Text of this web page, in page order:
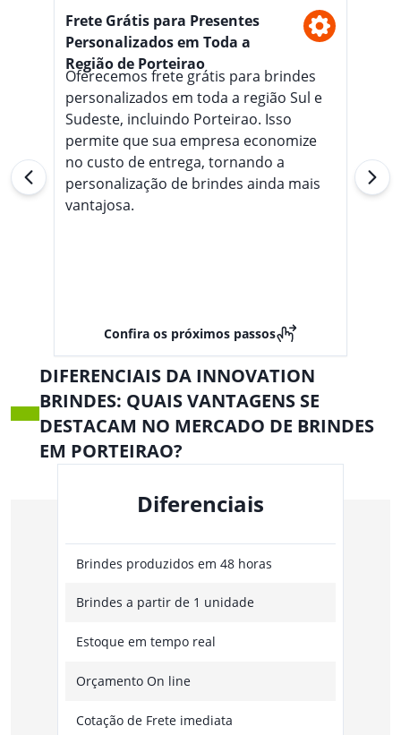
Frete Grátis para Presentes
Personalizados em Toda a
Região de Porteirao
Oferecemos frete grátis para brindes
personalizados em toda a região Sul e
Sudeste, incluindo Porteirao. Isso
permite que sua empresa economize
no custo de entrega, tornando a
personalização de brindes ainda mais
vantajosa.
Confira os próximos passos
DIFERENCIAIS DA INNOVATION
BRINDES: QUAIS VANTAGENS SE
DESTACAM NO MERCADO DE BRINDES
EM PORTEIRAO?
Diferenciais
Brindes produzidos em 48 horas
Brindes a partir de 1 unidade
Estoque em tempo real
Orçamento On line
Cotação de Frete imediata